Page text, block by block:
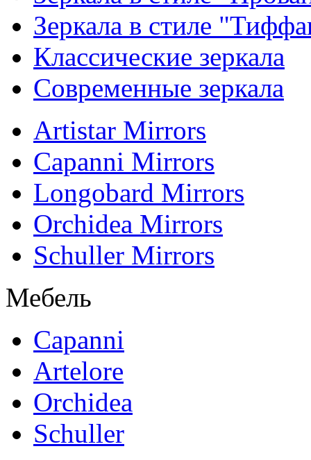
Зеркала в стиле
Классические зеркала
Современные зеркала
Artistar Mirrors
Capanni Mirrors
Longobard Mirrors
Orchidea Mirrors
Schuller Mirrors
Мебель
Capanni
Artelore
Orchidea
Schuller